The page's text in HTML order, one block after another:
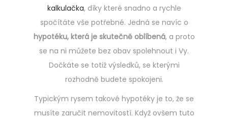
kalkulačka, díky které snadno a rychle
spočítáte vše potřebné. Jedná se navíc o
hypotéku, která je skutečně oblíbená, a proto
se na ni můžete bez obav spolehnout i Vy.
Dočkáte se totiž výsledků, se kterými
rozhodně budete spokojeni.
Typickým rysem takové hypotéky je to, že se
musíte zaručit nemovitostí. Když ovšem tuto